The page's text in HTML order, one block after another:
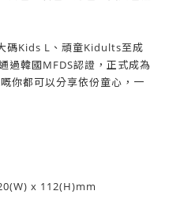
碼Kids L、頑童Kidults至成
過韓國MFDS認證，正式成為
你都可以分享依份童心，一
x 112(H)mm